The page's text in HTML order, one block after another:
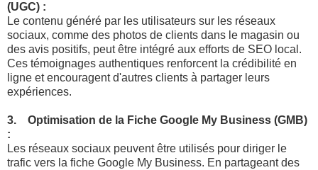
(UGC) :
Le contenu généré par les utilisateurs sur les réseaux
sociaux, comme des photos de clients dans le magasin ou
des avis positifs, peut être intégré aux efforts de SEO local.
Ces témoignages authentiques renforcent la crédibilité en
ligne et encouragent d'autres clients à partager leurs
expériences.
3. Optimisation de la Fiche Google My Business (GMB)
:
Les réseaux sociaux peuvent être utilisés pour diriger le
trafic vers la fiche Google My Business. En partageant des